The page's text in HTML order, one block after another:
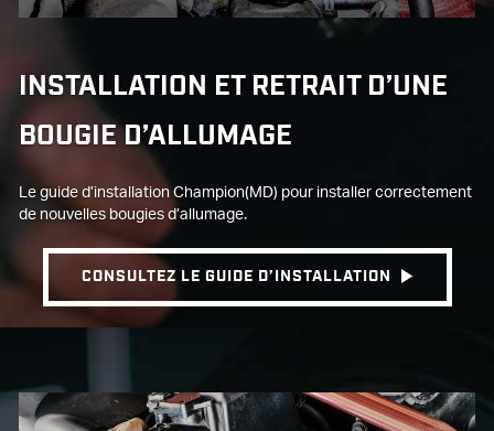
INSTALLATION ET RETRAIT D’UNE
BOUGIE D’ALLUMAGE
Le guide d’installation Champion(MD) pour installer correctement
de nouvelles bougies d’allumage.
CONSULTEZ LE GUIDE D’INSTALLATION